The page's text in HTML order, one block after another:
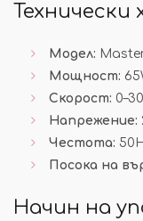
Модел:
Мощност:
Скорост:
Напрежение:
Честота:
Посока на
Начин на